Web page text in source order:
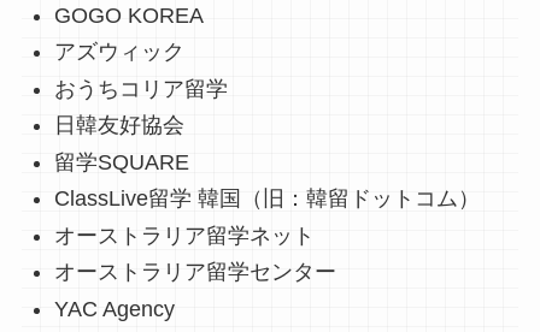
GOGO KOREA
アズウィック
おうちコリア留学
日韓友好協会
留学SQUARE
ClassLive留学 韓国（旧：韓留ドットコム）
オーストラリア留学ネット
オーストラリア留学センター
YAC Agency